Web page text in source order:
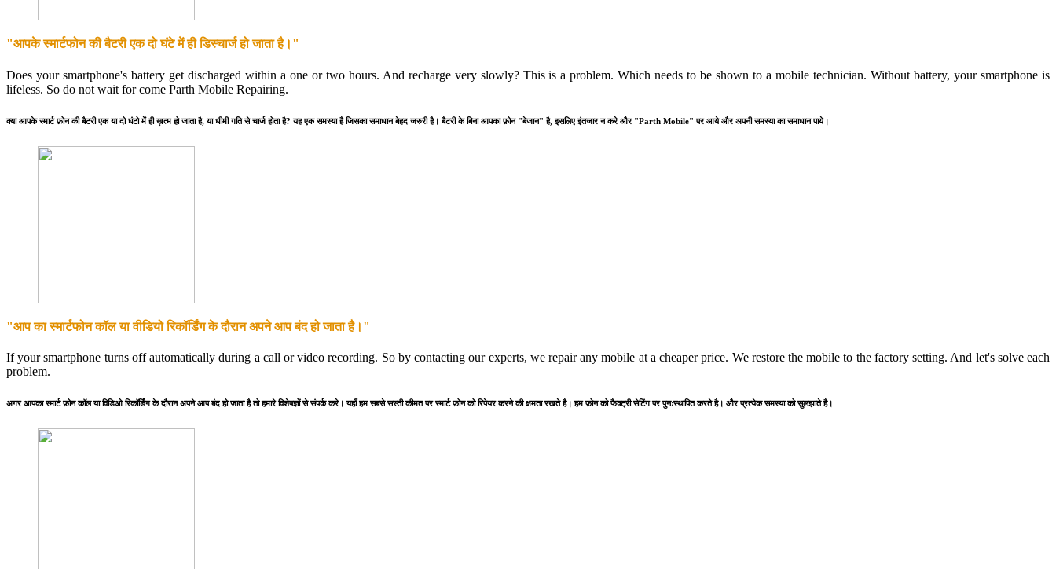
"आपके स्मार्टफोन की बैटरी एक दो घंटे में ही डिस्चार्ज हो जाता है।"
Does your smartphone's battery get discharged within a one or two hours. And recharge very slowly? This is a problem. Which needs to be shown to a mobile technician. Without battery, your smartphone is
lifeless. So do not wait for come Parth Mobile Repairing.
क्या आपके स्मार्ट फ़ोन की बैटरी एक या दो घंटो में ही ख़त्म हो जाता है, या धीमी गति से चार्ज होता है? यह एक समस्या है जिसका समाधान बेहद जरुरी है। बैटरी के बिना आपका फ़ोन "बेजान" है, इसलिए इंतजार न करे और "Parth Mobile" पर आये और अपनी समस्या का समाधान पाये।
"आप का स्मार्टफोन कॉल या वीडियो रिकॉर्डिंग के दौरान अपने आप बंद हो जाता है।"
If your smartphone turns off automatically during a call or video recording. So by contacting our experts, we repair any mobile at a cheaper price. We restore the mobile to the factory setting. And let's solve each
problem.
अगर आपका स्मार्ट फ़ोन कॉल या विडिओ रिकॉर्डिंग के दौरान अपने आप बंद हो जाता है तो हमारे विशेषज्ञों से संपर्क करे। यहाँ हम सबसे सस्ती कीमत पर स्मार्ट फ़ोन को रिपेयर करने की क्षमता रखते है। हम फ़ोन को फैक्ट्री सेटिंग पर पुनःस्थापित करते है। और प्रत्येक समस्या को सुलझाते है।